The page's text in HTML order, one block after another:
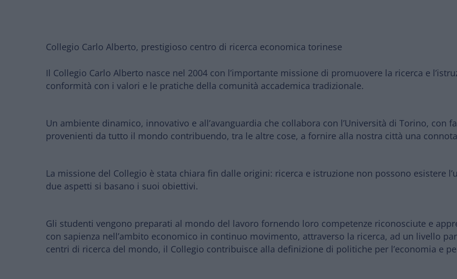
Collegio Carlo Alberto, prestigioso centro di ricerca economica torinese
Il Collegio Carlo Alberto nasce nel 2004 con l’importante missione di promuovere la ricerca e
conformità con i valori e le pratiche della comunità accademica tradizionale.
Un ambiente dinamico, innovativo e all’avanguardia che collabora con l’Università di Torino, con
provenienti da tutto il mondo contribuendo, tra le altre cose, a fornire alla nostra città una
La missione del Collegio è stata chiara fin dalle origini: ricerca e istruzione non possono esistere
due aspetti si basano i suoi obiettivi.
Gli studenti vengono preparati al mondo del lavoro fornendo loro competenze riconosciute e
con sapienza nell’ambito economico in continuo movimento, attraverso la ricerca, ad un livello
centri di ricerca del mondo, il Collegio contribuisce alla definizione di politiche per l’economia e